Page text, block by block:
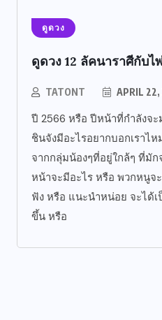
ดูดวง
ดูดวง 12 ลัคนาราศีกับไ
TATONT APRIL
ปี 2566 หรือ ปีหน้าที่กำลังจ
ชินจังมีอะไรอยากบอกเราไ
จากกลุ่มน้องๆที่อยู่ใกล้ๆ ที่มั
หน้าจะมีอะไร หรือ พวกหนูจ
ฟัง หรือ แนะนำหน่อย จะได้
ขึ้น หรือ